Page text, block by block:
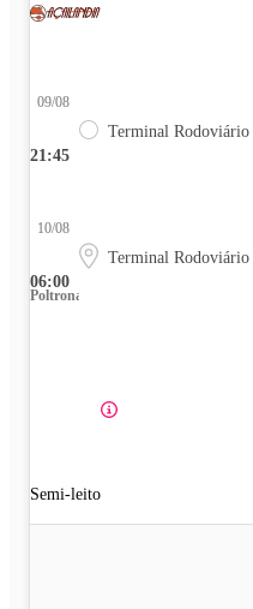
21:45
09/08
Terminal Rodoviário
06:00
10/08
Terminal Rodoviário
Poltrona
Semi-leito